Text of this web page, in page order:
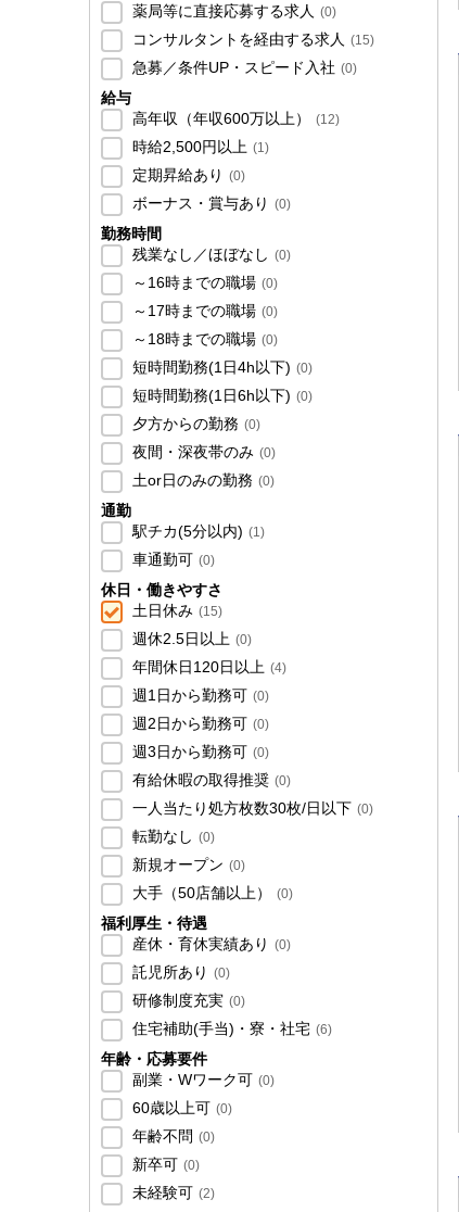
薬局等に直接応募する求人 (0)
コンサルタントを経由する求人 (15)
急募／条件UP・スピード入社 (0)
給与
高年収（年収600万以上）
(12)
時給2,500円以上 (1)
定期昇給あり (0)
ボーナス・賞与あり (0)
勤務時間
残業なし／ほぼなし (0)
～16時までの職場 (0)
～17時までの職場 (0)
～18時までの職場 (0)
短時間勤務(1日4h以下) (0)
短時間勤務(1日6h以下) (0)
夕方からの勤務 (0)
夜間・深夜帯のみ (0)
土or日のみの勤務 (0)
通勤
駅チカ(5分以内) (1)
車通勤可 (0)
休日・働きやすさ
土日休み (15)
週休2.5日以上 (0)
年間休日120日以上 (4)
週1日から勤務可 (0)
週2日から勤務可 (0)
週3日から勤務可 (0)
有給休暇の取得推奨 (0)
一人当たり処方枚数30枚/日以下 (0)
転勤なし (0)
新規オープン (0)
大手（50店舗以上） (0)
福利厚生・待遇
産休・育休実績あり (0)
託児所あり (0)
研修制度充実 (0)
住宅補助(手当)・寮・社宅 (6)
年齢・応募要件
副業・Wワーク可 (0)
60歳以上可 (0)
年齢不問 (0)
新卒可 (0)
未経験可 (2)